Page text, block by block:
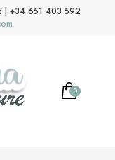
| +34 651 403 592
0